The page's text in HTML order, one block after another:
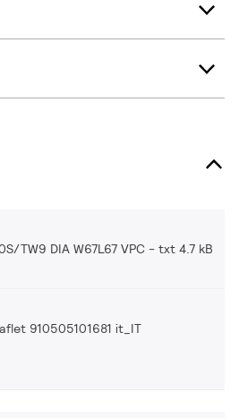
TW9 DIA W67L67 VPC txt 4.7 kB
910505101681 it_IT